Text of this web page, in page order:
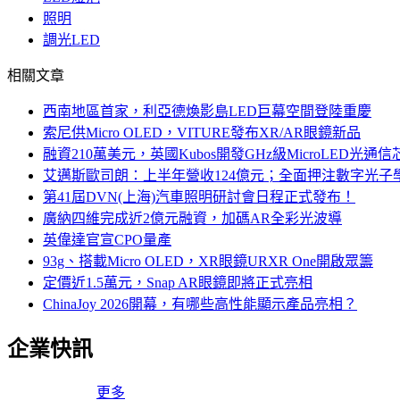
照明
調光LED
相關文章
西南地區首家，利亞德煥影島LED巨幕空間登陸重慶
索尼供Micro OLED，VITURE發布XR/AR眼鏡新品
融資210萬美元，英國Kubos開發GHz級MicroLED光通信
艾邁斯歐司朗：上半年營收124億元；全面押注數字光子
第41屆DVN(上海)汽車照明研討會日程正式發布！
廣納四維完成近2億元融資，加碼AR全彩光波導
英偉達官宣CPO量產
93g、搭載Micro OLED，XR眼鏡URXR One開啟眾籌
定價近1.5萬元，Snap AR眼鏡即將正式亮相
ChinaJoy 2026開幕，有哪些高性能顯示產品亮相？
企業快訊
更多